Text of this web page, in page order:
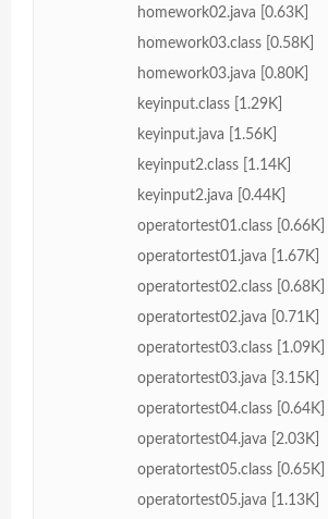
homework02.java [0.63K]
homework03.class [0.58K]
homework03.java [0.80K]
keyinput.class [1.29K]
keyinput.java [1.56K]
keyinput2.class [1.14K]
keyinput2.java [0.44K]
operatortest01.class [0.66K]
operatortest01.java [1.67K]
operatortest02.class [0.68K]
operatortest02.java [0.71K]
operatortest03.class [1.09K]
operatortest03.java [3.15K]
operatortest04.class [0.64K]
operatortest04.java [2.03K]
operatortest05.class [0.65K]
operatortest05.java [1.13K]